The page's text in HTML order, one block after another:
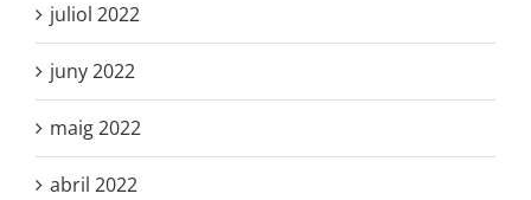
juliol 2022
juny 2022
maig 2022
abril 2022